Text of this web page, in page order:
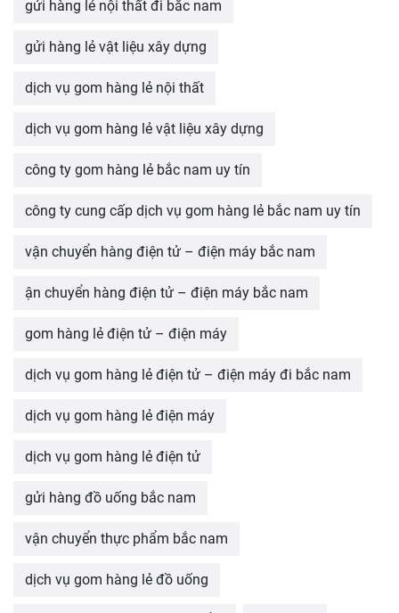
gửi hàng lẻ nội thất đi bắc nam
gửi hàng lẻ vật liệu xây dựng
dịch vụ gom hàng lẻ nội thất
dịch vụ gom hàng lẻ vật liệu xây dựng
công ty gom hàng lẻ bắc nam uy tín
công ty cung cấp dịch vụ gom hàng lẻ bắc nam uy tín
vận chuyển hàng điện tử – điện máy bắc nam
ận chuyển hàng điện tử – điện máy bắc nam
gom hàng lẻ điện tử – điện máy
dịch vụ gom hàng lẻ điện tử – điện máy đi bắc nam
dịch vụ gom hàng lẻ điện máy
dịch vụ gom hàng lẻ điện tử
gửi hàng đồ uống bắc nam
vận chuyển thực phẩm bắc nam
dịch vụ gom hàng lẻ đồ uống